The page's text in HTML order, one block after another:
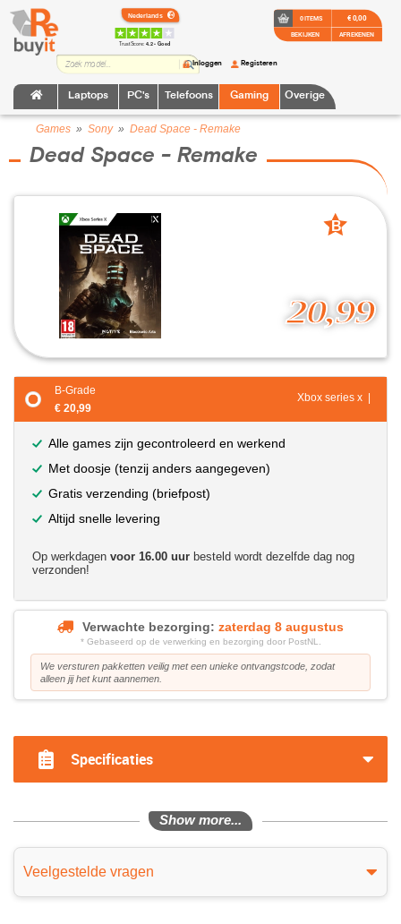
TrustScore:4.2 • Goed
Laptops PC's Telefoons Gaming Overige
Inloggen Registeren
0 ITEMS
BEKIJKEN
€ 0,00
AFREKENEN
Games » Sony» Dead Space - Remake
Dead Space - Remake
20,99
B
B-Grade
€ 20,99
Xbox series x |
Alle games zijn gecontroleerd en werkend
Met doosje (tenzij anders aangegeven)
Gratis verzending (briefpost)
Altijd snelle levering
Op werkdagen voor 16.00 uur besteld wordt dezelfde dag nog
verzonden!
Verwachte bezorging: zaterdag 8 augustus
* Gebaseerd op de verwerking en bezorging door PostNL.
We versturen pakketten veilig met een unieke ontvangstcode, zodat
alleen jij het kunt aannemen.
Specificaties
Show more...
Veelgestelde vragen